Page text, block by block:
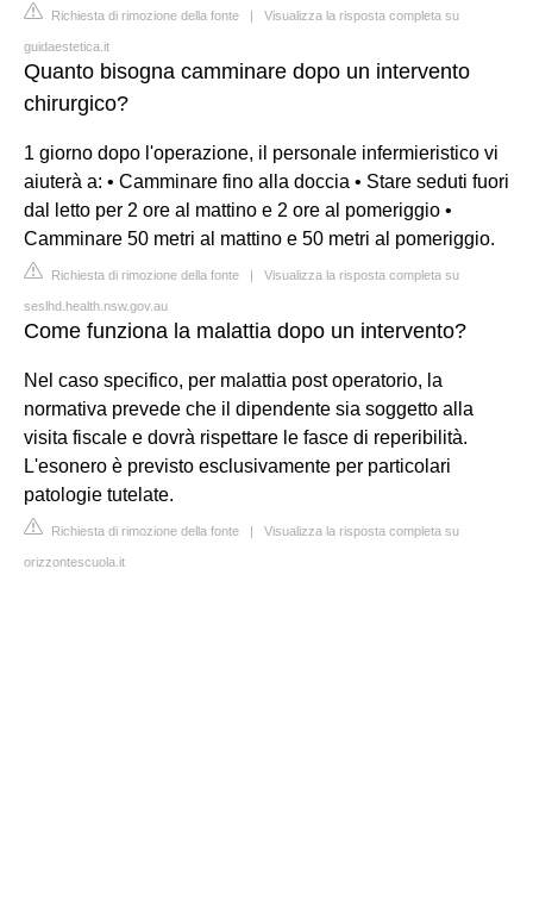
Richiesta di rimozione della fonte | Visualizza la risposta completa su
guidaestetica.it
Quanto bisogna camminare dopo un intervento
chirurgico?
1 giorno dopo l'operazione, il personale infermieristico vi
aiuterà a: • Camminare fino alla doccia • Stare seduti fuori
dal letto per 2 ore al mattino e 2 ore al pomeriggio •
Camminare 50 metri al mattino e 50 metri al pomeriggio.
Richiesta di rimozione della fonte | Visualizza la risposta completa su
seslhd.health.nsw.gov.au
Come funziona la malattia dopo un intervento?
Nel caso specifico, per malattia post operatorio, la
normativa prevede che il dipendente sia soggetto alla
visita fiscale e dovrà rispettare le fasce di reperibilità.
L'esonero è previsto esclusivamente per particolari
patologie tutelate.
Richiesta di rimozione della fonte | Visualizza la risposta completa su
orizzontescuola.it